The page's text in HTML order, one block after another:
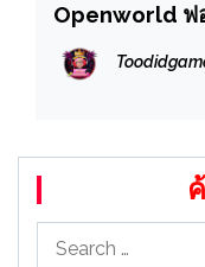
Openworld ฟ